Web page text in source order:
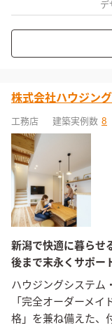
デ
株式会社ハウジン
工務店 建築実例数 8
新潟で快適に暮らせ
後まで末永くサポー
ハウジングシステム
「完全オーダーメ
格」を兼ね備えた、